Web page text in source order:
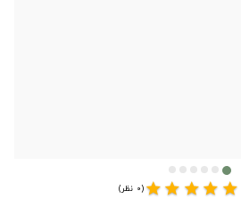
star
star
star
star
star(0 نظر)